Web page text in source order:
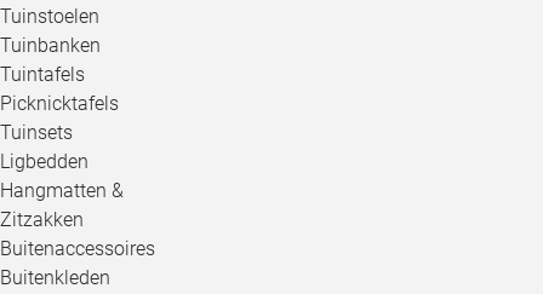
Tuinstoelen
Tuinbanken
Tuintafels
Picknicktafels
Tuinsets
Ligbedden
Hangmatten &
Zitzakken
Buitenaccessoires
Buitenkleden